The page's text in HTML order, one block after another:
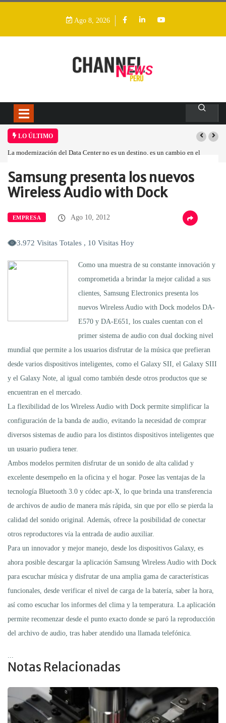
Ago 8, 2026
LO ÚLTIMO
La modernización del Data Center no es un destino, es un cambio en el
Home
Empresa Samsung presenta los…
Samsung presenta los nuevos
Wireless Audio with Dock
EMPRESA Ago 10, 2012
3.972 Visitas Totales , 10 Visitas Hoy
Como una muestra de su constante innovación y
comprometida a brindar la mejor calidad a sus
clientes, Samsung Electronics presenta los
nuevos Wireless Audio with Dock modelos DA-
E570 y DA-E651, los cuales cuentan con el
primer sistema de audio con dual docking nivel
mundial que permite a los usuarios disfrutar de la música que prefieran
desde varios dispositivos inteligentes, como el Galaxy SII, el Galaxy SIII
y el Galaxy Note, al igual como también desde otros productos que se
encuentran en el mercado.
La flexibilidad de los Wireless Audio with Dock permite simplificar la
configuración de la banda de audio, evitando la necesidad de comprar
diversos sistemas de audio para los distintos dispositivos inteligentes que
un usuario pudiera tener.
Ambos modelos permiten disfrutar de un sonido de alta calidad y
excelente desempeño en la oficina y el hogar. Posee las ventajas de la
tecnología Bluetooth 3.0 y códec apt-X, lo que brinda una transferencia
de archivos de audio de manera más rápida, sin que por ello se pierda la
calidad del sonido original. Además, ofrece la posibilidad de conectar
otros reproductores vía la entrada de audio auxiliar.
Para un innovador y mejor manejo, desde los dispositivos Galaxy, es
ahora posible descargar la aplicación Samsung Wireless Audio with Dock
para escuchar música y disfrutar de una amplia gama de características
funcionales, desde verificar el nivel de carga de la batería, saber la hora,
así como escuchar los informes del clima y la temperatura. La aplicación
permite recomenzar desde el punto exacto donde se paró la reproducción
del archivo de audio, tras haber atendido una llamada telefónica.
Notas Relacionadas